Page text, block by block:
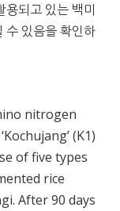
용되고 있는 백미
수 있음을 확인하
nitrogen
(K1)
of five types
rice
After 90 days